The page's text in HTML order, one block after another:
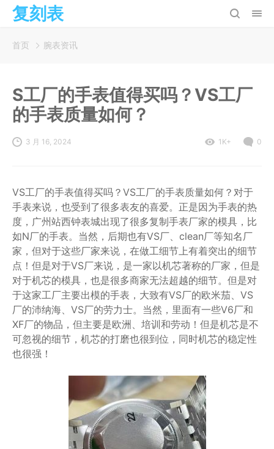
复刻表
首页 腕表资讯
S工厂的手表值得买吗？VS工厂
的手表质量如何？
3 月 16, 2024 1K+ 0
VS工厂的手表值得买吗？VS工厂的手表质量如何？对于
手表来说，也受到了很多表友的喜爱。正是因为手表的热
度，广州站西钟表城出现了很多复制手表厂家的模具，比
如N厂的手表。当然，后期也有VS厂、clean厂等知名厂
家，但对于这些厂家来说，在做工细节上有着突出的细节
点！但是对于VS厂来说，是一家以机芯著称的厂家，但是
对于机芯的模具，也是很多商家无法超越的细节。但是对
于这家工厂主要出模的手表，大致有VS厂的欧米茄、VS
厂的沛纳海、VS厂的劳力士。当然，里面有一些V6厂和
XF厂的物品，但主要是欧洲、培训和劳动！但是机芯是不
可忽视的细节，机芯的打磨也很到位，同时机芯的稳定性
也很强！